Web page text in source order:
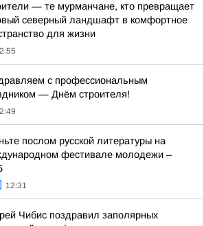
— те мурманчане, кто превращает
северный ландшафт в комфортное
для жизни
с профессиональным
— Днём строителя!
послом русской литературы на
фестивале молодежи –
12:31
Чибис поздравил заполярных